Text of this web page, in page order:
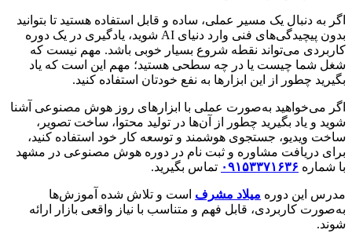
اگر به دنبال یک مسیر عملی، ساده و قابل استفاده هستید تا بتوانید
بدون پیچیدگی‌های فنی وارد دنیای AI شوید، یادگیری در یک دوره
کاربردی می‌تواند نقطه شروع بسیار خوبی باشد. مهم نیست که
شغل شما چیست یا در چه سطحی هستید؛ مهم این است که یاد
بگیرید چطور از این ابزارها به نفع خودتان استفاده کنید.
اگر می‌خواهید به‌صورت عملی با ابزارهای روز هوش مصنوعی آشنا
شوید و یاد بگیرید چطور از آن‌ها در تولید محتوا، ساخت تصویر،
ساخت ویدیو، جستجوی هوشمند و توسعه کار خود استفاده کنید،
برای دریافت مشاوره و ثبت نام در دوره هوش مصنوعی در مشهد
با شماره ۰۹۱۵۳۳۷۱۶۳۶ تماس بگیرید.
مدرس این دوره میلاد مشرف است و تلاش شده آموزش‌ها
به‌صورت کاربردی، قابل فهم و متناسب با نیاز واقعی بازار ارائه
شوند.